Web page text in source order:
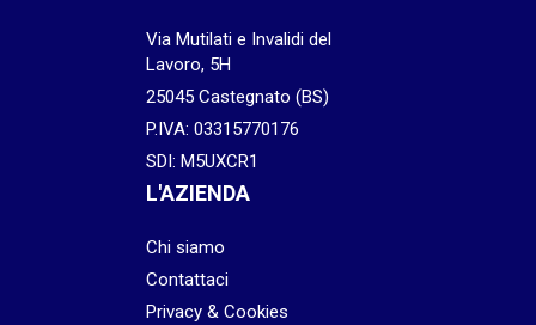
Via Mutilati e Invalidi del
Lavoro, 5H
25045 Castegnato (BS)
P.IVA: 03315770176
SDI: M5UXCR1
L'AZIENDA
Chi siamo
Contattaci
Privacy & Cookies